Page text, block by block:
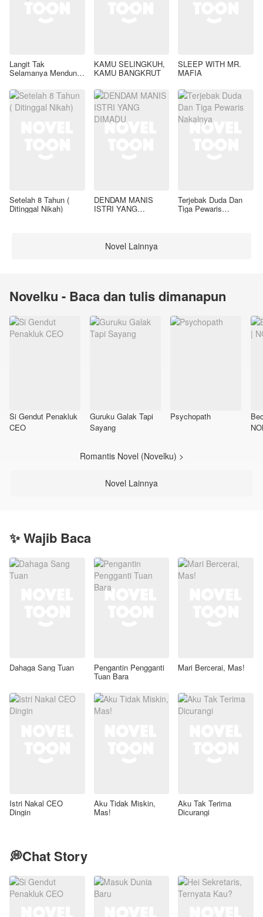
Langit Tak
Selamanya Mendung,
KAMU SELINGKUH,
KAMU BANGKRUT
SLEEP WITH MR.
MAFIA
Setelah 8 Tahun (
Ditinggal Nikah)
DENDAM MANIS
ISTRI YANG
Terjebak Duda Dan
Tiga Pewaris
Novel Lainnya
Novelku - Baca dan tulis dimanapun
Si Gendut Penakluk
CEO
Guruku Galak Tapi
Sayang
Psychopath
Romantis Novel (Novelku) >
Novel Lainnya
✨ Wajib Baca
Dahaga Sang Tuan Pengantin Pengganti
Tuan Bara
Mari Bercerai, Mas!
Istri Nakal CEO
Dingin
Aku Tidak Miskin,
Mas!
Aku Tak Terima
Dicurangi
💭Chat Story